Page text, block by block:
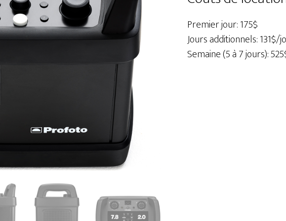
AirTTL
/
2400Ws
Premier jour: 175$
Jours additionnels: 131$/
Semaine (5 à 7 jours):